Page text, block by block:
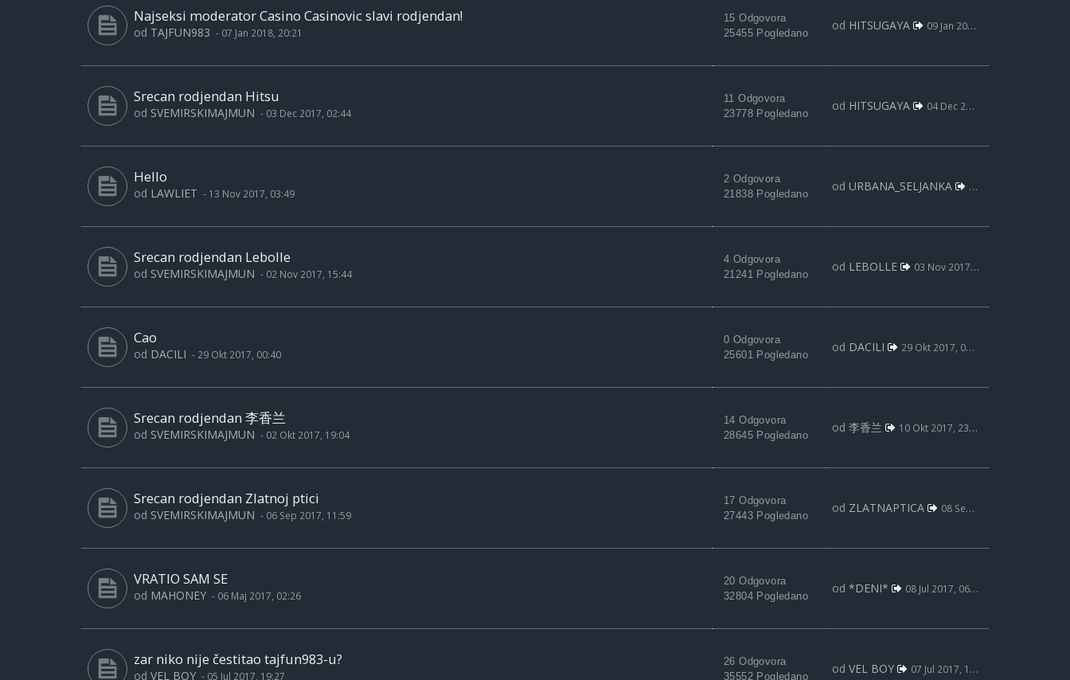
Najseksi moderator Casino Casinovic slavi rodjendan!
od TAJFUN983 - 07 Jan 2018, 20:21
15 Odgovora
25455 Pogledano
od HITSUGAYA 09 Jan 2018, 01:06
Srecan rodjendan Hitsu
od SVEMIRSKIMAJMUN - 03 Dec 2017, 02:44
11 Odgovora
23778 Pogledano
od HITSUGAYA 04 Dec 2017, 01:36
Hello
od LAWLIET - 13 Nov 2017, 03:49
2 Odgovora
21838 Pogledano
od URBANA_SELJANKA 13 Nov 2017, 15:33
Srecan rodjendan Lebolle
od SVEMIRSKIMAJMUN - 02 Nov 2017, 15:44
4 Odgovora
21241 Pogledano
od LEBOLLE 03 Nov 2017, 21:20
Cao
od DACILI - 29 Okt 2017, 00:40
0 Odgovora
25601 Pogledano
od DACILI 29 Okt 2017, 00:40
Srecan rodjendan 李香兰
od SVEMIRSKIMAJMUN - 02 Okt 2017, 19:04
14 Odgovora
28645 Pogledano
od 李香兰 10 Okt 2017, 23:04
Srecan rodjendan Zlatnoj ptici
od SVEMIRSKIMAJMUN - 06 Sep 2017, 11:59
17 Odgovora
27443 Pogledano
od ZLATNAPTICA 08 Sep 2017, 02:53
VRATIO SAM SE
od MAHONEY - 06 Maj 2017, 02:26
20 Odgovora
32804 Pogledano
od *DENI* 08 Jul 2017, 06:27
zar niko nije čestitao tajfun983-u?
od VEL BOY - 05 Jul 2017, 19:27
26 Odgovora
35552 Pogledano
od VEL BOY 07 Jul 2017, 14:08